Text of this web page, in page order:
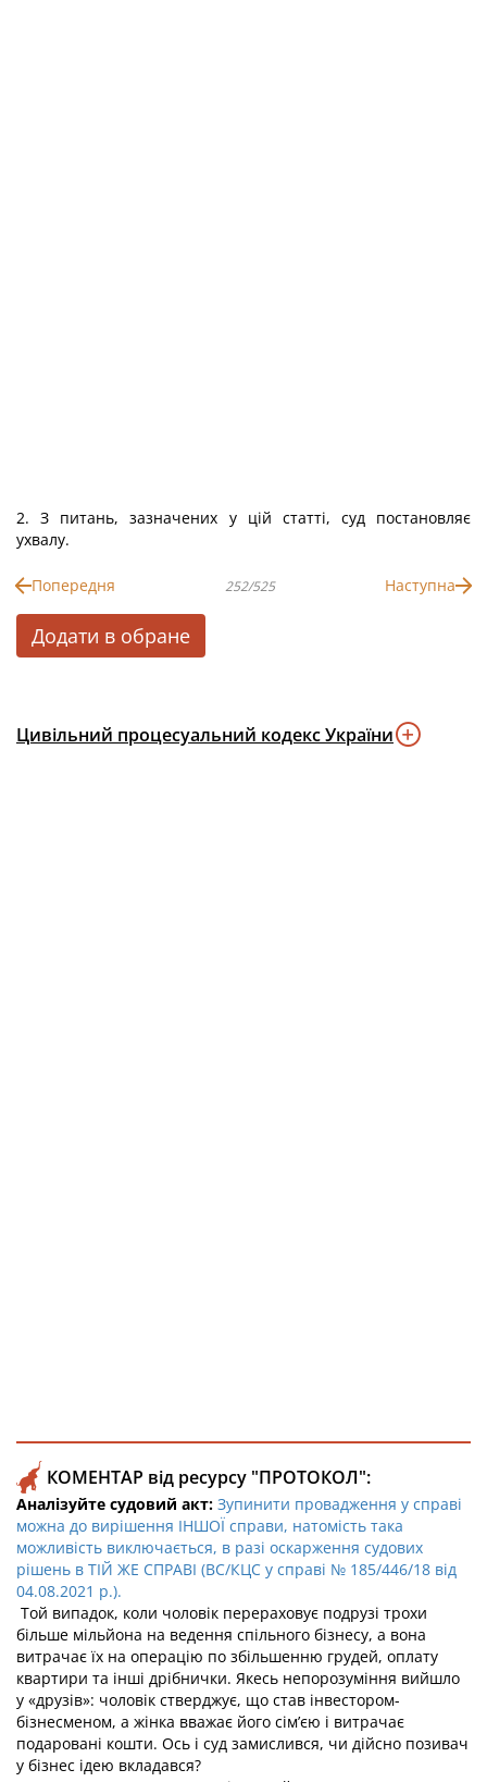
2. З питань, зазначених у цій статті, суд постановляє
ухвалу.
Попередня 252/525 Наступна
Додати в обране
Цивільний процесуальний кодекс України
КОМЕНТАР від ресурсу "ПРОТОКОЛ":
Аналізуйте судовий акт: Зупинити провадження у справі
можна до вирішення ІНШОЇ справи, натомість така
можливість виключається, в разі оскарження судових
рішень в ТІЙ ЖЕ СПРАВІ (ВС/КЦС у справі № 185/446/18 від
04.08.2021 р.).
Той випадок, коли чоловік перераховує подрузі трохи
більше мільйона на ведення спільного бізнесу, а вона
витрачає їх на операцію по збільшенню грудей, оплату
квартири та інші дрібнички. Якесь непорозуміння вийшло
у «друзів»: чоловік стверджує, що став інвестором-
бізнесменом, а жінка вважає його сім’єю і витрачає
подаровані кошти. Ось і суд замислився, чи дійсно позивач
у бізнес ідею вкладався?